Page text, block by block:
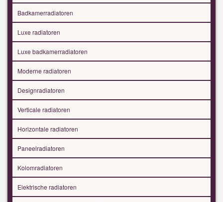
Badkamerradiatoren
Luxe radiatoren
Luxe badkamerradiatoren
Moderne radiatoren
Designradiatoren
Verticale radiatoren
Horizontale radiatoren
Paneelradiatoren
Kolomradiatoren
Elektrische radiatoren